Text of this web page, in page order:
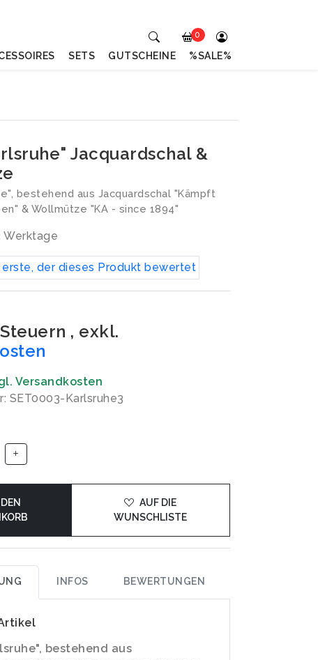
Jacquardschal &
bestehend aus Jacquardschal "Kämpft
& Wollmütze "KA - since 1894"
erste, der dieses Produkt bewertet
, exkl.
Versandkosten
SET0003-Karlsruhe3
DEN
AUF DIE
WUNSCHLISTE
INFOS BEWERTUNGEN
bestehend aus
0
SETS GUTSCHEINE %SALE%